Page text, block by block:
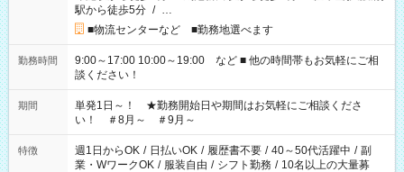
駅から徒歩5分 / …
■物流センターなど ■勤務地選べます
勤務時間
9:00～17:00 10:00～19:00 など ■ 他の時間帯もお気軽にご相
談ください！
期間
単発1日～！ ★勤務開始日や期間はお気軽にご相談くださ
い！ ＃8月～ ＃9月～
特徴 週1日からOK / 日払いOK / 履歴書不要 / 40～50代活躍中 / 副
業・WワークOK / 服装自由 / シフト勤務 / 10名以上の大量募